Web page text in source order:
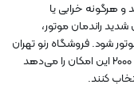
هرگونه خرابی یا
راندمان موتور،
شود. فروشگاه رنو تهران
با ارائه نسخه ترک این مجموعه، به رانندگان مگان ۲۰۰۰ این امکان را می‌دهد
کنند.